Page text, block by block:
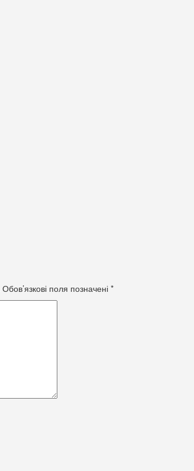
Обов’язкові поля позначені *